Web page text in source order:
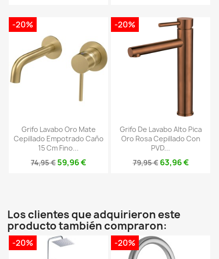
Grifo Lavabo Oro Mate
Cepillado Empotrado Caño
15 Cm Fino...
74,95 € 59,96 €
-20%
Grifo De Lavabo Alto Pica
Oro Rosa Cepillado Con
PVD...
79,95 € 63,96 €
-20%
Los clientes que adquirieron este
producto también compraron:
-20% -20%